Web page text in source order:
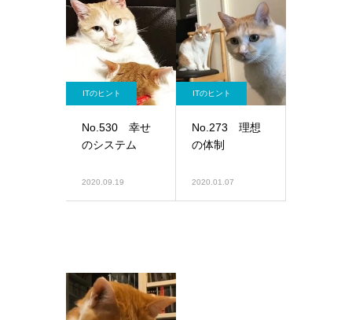
ITのヒント
No.530 幸せ
のシステム
2020.09.19
ITのヒント
No.273 理想
の体制
2020.01.07